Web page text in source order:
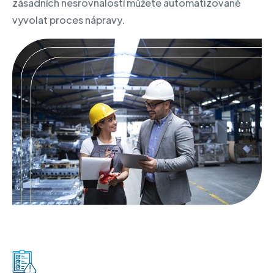
zásadních nesrovnalostí můžete automatizovaně
vyvolat proces nápravy.